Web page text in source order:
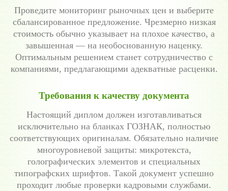
Проведите мониторинг рыночных цен и выберите
сбалансированное предложение. Чрезмерно низкая
стоимость обычно указывает на плохое качество, а
завышенная — на необоснованную наценку.
Оптимальным решением станет сотрудничество с
компаниями, предлагающими адекватные расценки.
Требования к качеству документа
Настоящий диплом должен изготавливаться
исключительно на бланках ГОЗНАК, полностью
соответствующих оригиналам. Обязательно наличие
многоуровневой защиты: микротекста,
голографических элементов и специальных
типографских шрифтов. Такой документ успешно
проходит любые проверки кадровыми службами.